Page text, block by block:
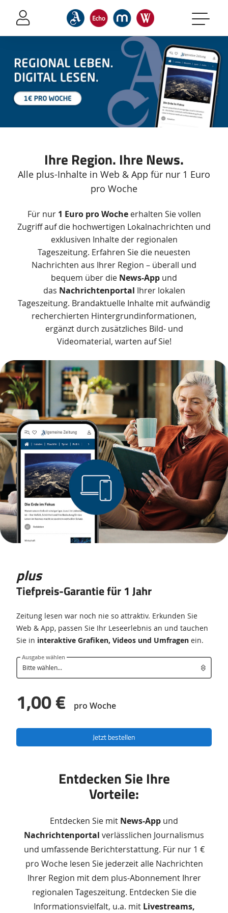
Sprung-
Navigation
direkt
Header
Inhalt
Footer
Ihre Region. Ihre News.
Alle plus-Inhalte in Web & App für nur 1 Euro
pro Woche
Zusätzliche
Informationen
Für nur1 Euro pro Woche erhalten Sie vollen
Zugriff auf die hochwertigen Lokalnachrichten und
exklusiven Inhalte der regionalen
Tageszeitung. Erfahren Sie die neuesten
Nachrichten aus Ihrer Region – überall und
bequem über die News-App und
das Nachrichtenportal Ihrer lokalen
Tageszeitung. Brandaktuelle Inhalte mit aufwändig
recherchierten Hintergrundinformationen,
ergänzt durch zusätzliches Bild- und
Videomaterial, warten auf Sie!
Produkt
plus
Tiefpreis-Garantie für 1 Jahr
Zeitung lesen war noch nie so attraktiv. Erkunden Sie
Web & App, passen Sie Ihr Leseerlebnis an und tauchen
Sie in interaktive Grafiken, Videos und Umfragen ein.
Ausgabe wählen
1,00 € pro Woche
Jetzt bestellen
Entdecken Sie Ihre
Vorteile:
Entdecken Sie mit News-App und
Nachrichtenportal verlässlichen Journalismus
und umfassende Berichterstattung. Für nur 1 €
pro Woche lesen Sie jederzeit alle Nachrichten
Ihrer Region mit dem plus-Abonnement Ihrer
regionalen Tageszeitung. Entdecken Sie die
Informationsvielfalt, u.a. mit Livestreams,